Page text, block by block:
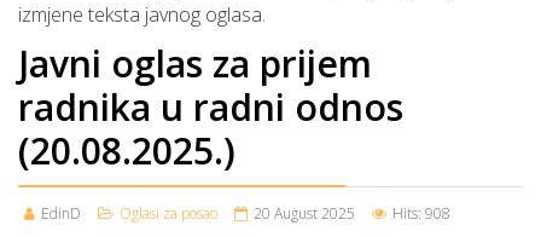
izmjene teksta javnog oglasa.
Javni oglas za prijem
radnika u radni odnos
(20.08.2025.)
EdinD Oglasi za posao 20 August 2025 Hits: 908